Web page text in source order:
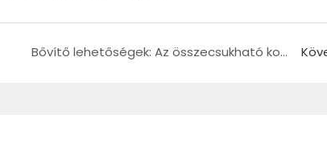
Bővítő lehetőségek: Az összecsukható konténerház moduláris jövője